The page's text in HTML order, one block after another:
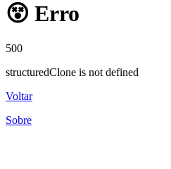
😵 Erro
500
structuredClone is not defined
Voltar
Sobre